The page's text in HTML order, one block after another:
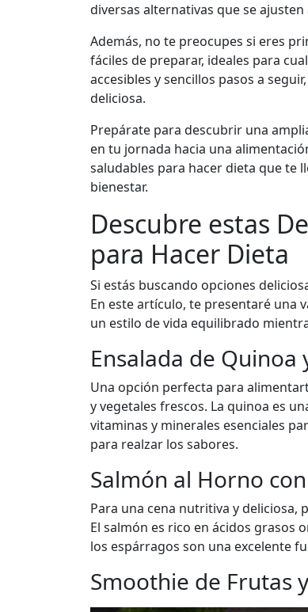
diversas alternativas que se
Además, no te preocupes si eres
fáciles de preparar, ideales para
accesibles y sencillos pasos a
deliciosa.
Prepárate para descubrir una
en tu jornada hacia una
saludables para hacer dieta que te
bienestar.
Descubre estas
para Hacer Dieta
Si estás buscando opciones
En este artículo, te presentaré una
un estilo de vida equilibrado
Ensalada de Quinoa
Una opción perfecta para
y vegetales frescos. La quinoa es
vitaminas y minerales esenciales
para realzar los sabores.
Salmón al Horno
Para una cena nutritiva y
El salmón es rico en ácidos grasos
los espárragos son una excelente
Smoothie de Frutas